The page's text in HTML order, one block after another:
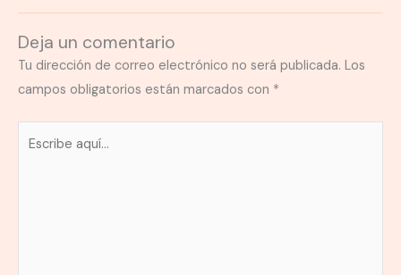
Deja un comentario
Tu dirección de correo electrónico no será publicada. Los
campos obligatorios están marcados con *